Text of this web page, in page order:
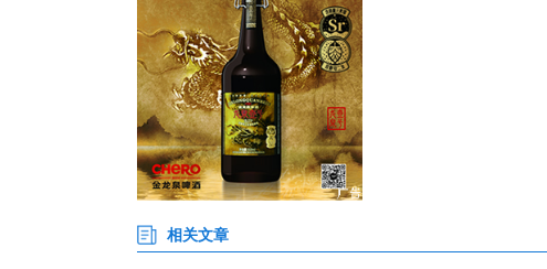
级，促进产业协同、商圈升级。
目前，各专班已紧锣密鼓地制定推
闭环管理，力促项目快落地、快见效。
东宝区以“揭榜挂帅”机制创新招商
与区域优势深度融合。随着五大产业